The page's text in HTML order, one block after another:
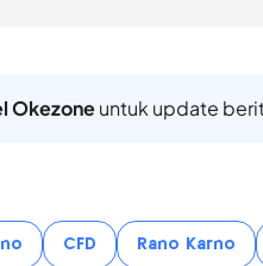
Okezoneuntuk update
CFD Rano Karno